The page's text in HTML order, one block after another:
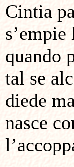
Cintia
quando
tal se
diede
nasce